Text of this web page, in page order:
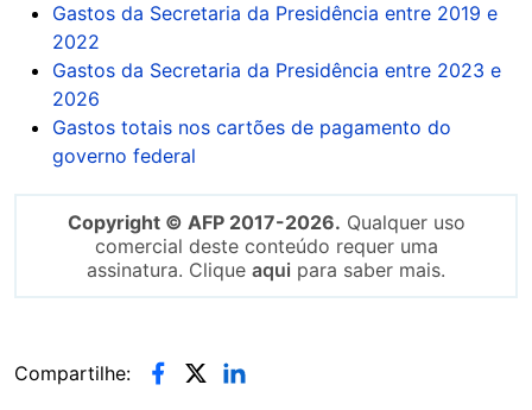
Gastos da Secretaria da Presidência entre 2019 e
2022
Gastos da Secretaria da Presidência entre 2023 e
2026
Gastos totais nos cartões de pagamento do
governo federal
Copyright © AFP 2017-2026. Qualquer uso
comercial deste conteúdo requer uma
assinatura. Clique aqui para saber mais.
Compartilhe: